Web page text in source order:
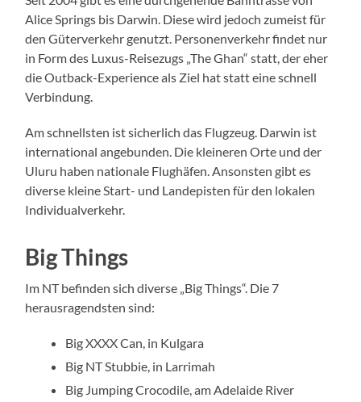
Alice Springs bis Darwin. Diese wird jedoch zumeist für
den Güterverkehr genutzt. Personenverkehr findet nur
in Form des Luxus-Reisezugs „The Ghan“ statt, der eher
die Outback-Experience als Ziel hat statt eine schnell
Verbindung.
Am schnellsten ist sicherlich das Flugzeug. Darwin ist
international angebunden. Die kleineren Orte und der
Uluru haben nationale Flughäfen. Ansonsten gibt es
diverse kleine Start- und Landepisten für den lokalen
Individualverkehr.
Big Things
Im NT befinden sich diverse „Big Things“. Die 7
herausragendsten sind:
Big XXXX Can, in Kulgara
Big NT Stubbie, in Larrimah
Big Jumping Crocodile, am Adelaide River